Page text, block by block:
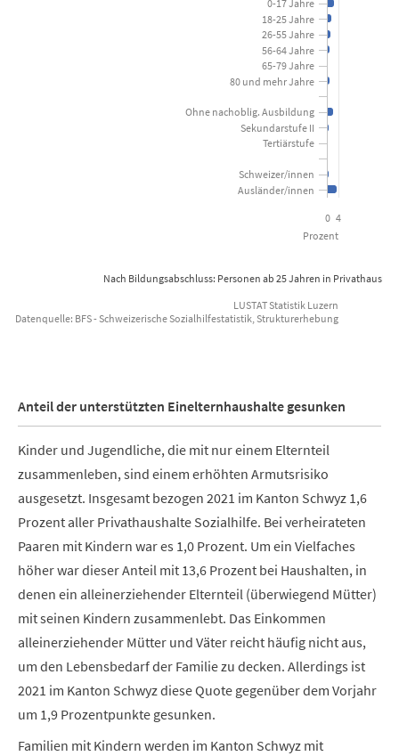
View as data table, Sozialhilfequote nach
The chart has 1 X axis displaying categories.
The chart has 1 Y axis displaying Prozent. Data ranges from 0 to
Nach Bildungsabschluss: Personen ab 25 Jahren in
Prozent
0 4
Ausländer/innen
Schweizer/innen
Tertiärstufe
Sekundarstufe II
Ohne nachoblig. Ausbildung
80 und mehr Jahre
65-79 Jahre
56-64 Jahre
26-55 Jahre
18-25 Jahre
0-17 Jahre
LUSTAT Statistik Luzern
Datenquelle: BFS - Schweizerische Sozialhilfestatistik, Strukturerhebung
Anteil der unterstützten Einelternhaushalte gesunken
Kinder und Jugendliche, die mit nur einem Elternteil
zusammenleben, sind einem erhöhten Armutsrisiko
ausgesetzt. Insgesamt bezogen 2021 im Kanton Schwyz 1,6
Prozent aller Privathaushalte Sozialhilfe. Bei verheirateten
Paaren mit Kindern war es 1,0 Prozent. Um ein Vielfaches
höher war dieser Anteil mit 13,6 Prozent bei Haushalten, in
denen ein alleinerziehender Elternteil (überwiegend Mütter)
mit seinen Kindern zusammenlebt. Das Einkommen
alleinerziehender Mütter und Väter reicht häufig nicht aus,
um den Lebensbedarf der Familie zu decken. Allerdings ist
2021 im Kanton Schwyz diese Quote gegenüber dem Vorjahr
um 1,9 Prozentpunkte gesunken.
Familien mit Kindern werden im Kanton Schwyz mit